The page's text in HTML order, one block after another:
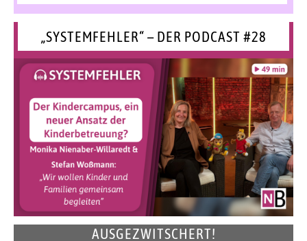
„SYSTEMFEHLER“ – DER PODCAST #28
AUSGEZWITSCHERT!